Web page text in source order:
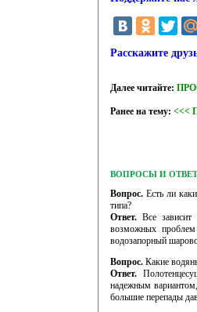
Расскажите
Далее читайте:
Ранее на тему: <<<
ВОПРОСЫ И
Вопрос. Есть ли
типа?
Ответ. Все
возможных проблем
водозапорный
Вопрос. Какие
Ответ.
надежным
большие перепады